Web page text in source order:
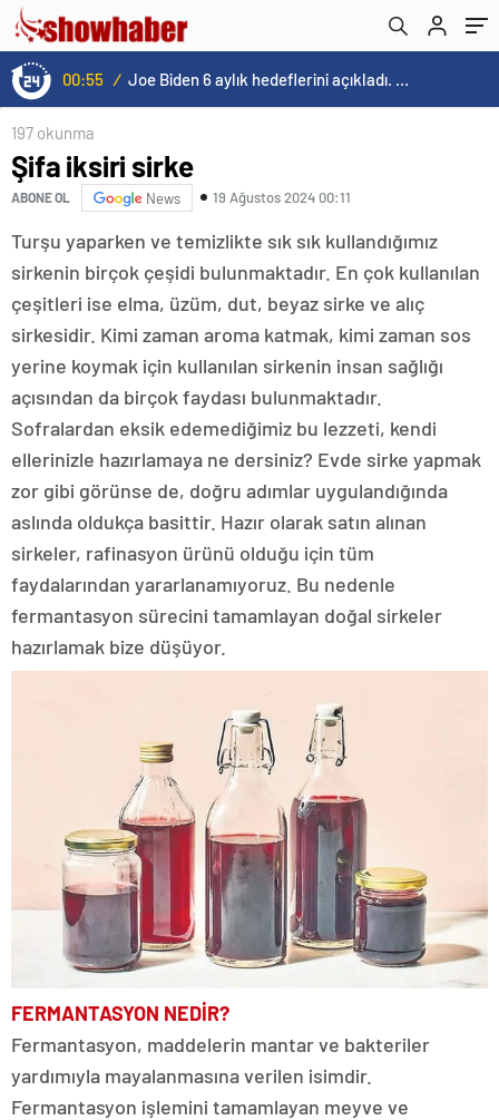
23:55 / En fazla kızaran takım Antalyaspor! Tam 5 futbolcu….
197 okunma
Şifa iksiri sirke
ABONE OL News 19 Ağustos 2024 00:11
Turşu yaparken ve temizlikte sık sık kullandığımız
sirkenin birçok çeşidi bulunmaktadır. En çok kullanılan
çeşitleri ise elma, üzüm, dut, beyaz sirke ve alıç
sirkesidir. Kimi zaman aroma katmak, kimi zaman sos
yerine koymak için kullanılan sirkenin insan sağlığı
açısından da birçok faydası bulunmaktadır.
Sofralardan eksik edemediğimiz bu lezzeti, kendi
ellerinizle hazırlamaya ne dersiniz? Evde sirke yapmak
zor gibi görünse de, doğru adımlar uygulandığında
aslında oldukça basittir. Hazır olarak satın alınan
sirkeler, rafinasyon ürünü olduğu için tüm
faydalarından yararlanamıyoruz. Bu nedenle
fermantasyon sürecini tamamlayan doğal sirkeler
hazırlamak bize düşüyor.
FERMANTASYON NEDİR?
Fermantasyon, maddelerin mantar ve bakteriler
yardımıyla mayalanmasına verilen isimdir.
Fermantasyon işlemini tamamlayan meyve ve